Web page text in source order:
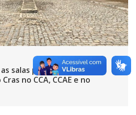
salas para realização do
no CCA, CCAE e no